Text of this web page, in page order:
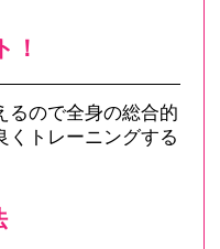
！
るので全身の総合的
くトレーニングする